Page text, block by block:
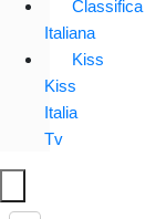
Classifica
Italiana
Kiss
Kiss
Italia
Tv